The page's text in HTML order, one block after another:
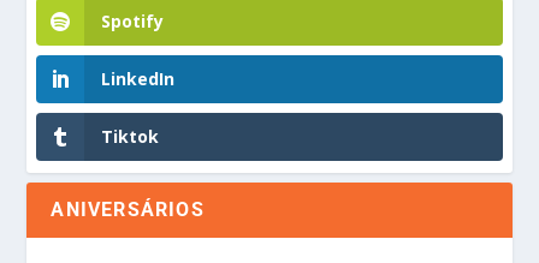
Spotify
LinkedIn
Tiktok
ANIVERSÁRIOS